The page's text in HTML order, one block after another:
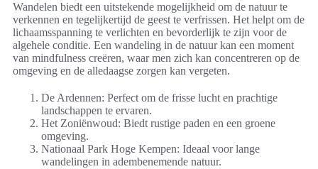
Wandelen biedt een uitstekende mogelijkheid om de natuur te
verkennen en tegelijkertijd de geest te verfrissen. Het helpt om de
lichaamsspanning te verlichten en bevorderlijk te zijn voor de
algehele conditie. Een wandeling in de natuur kan een moment
van mindfulness creëren, waar men zich kan concentreren op de
omgeving en de alledaagse zorgen kan vergeten.
De Ardennen: Perfect om de frisse lucht en prachtige
landschappen te ervaren.
Het Zoniënwoud: Biedt rustige paden en een groene
omgeving.
Nationaal Park Hoge Kempen: Ideaal voor lange
wandelingen in adembenemende natuur.